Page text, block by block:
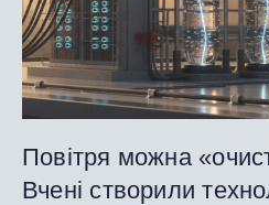
Повітря можна
Вчені створили